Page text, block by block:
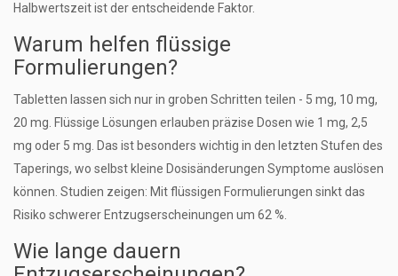
Halbwertszeit ist der entscheidende Faktor.
Warum helfen flüssige
Formulierungen?
Tabletten lassen sich nur in groben Schritten teilen - 5 mg, 10 mg,
20 mg. Flüssige Lösungen erlauben präzise Dosen wie 1 mg, 2,5
mg oder 5 mg. Das ist besonders wichtig in den letzten Stufen des
Taperings, wo selbst kleine Dosisänderungen Symptome auslösen
können. Studien zeigen: Mit flüssigen Formulierungen sinkt das
Risiko schwerer Entzugserscheinungen um 62 %.
Wie lange dauern